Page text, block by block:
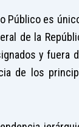
Público es
de la
y fuera
de los